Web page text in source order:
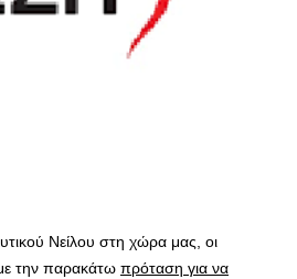
Νείλου στη χώρα μας, οι
την παρακάτω πρόταση για να